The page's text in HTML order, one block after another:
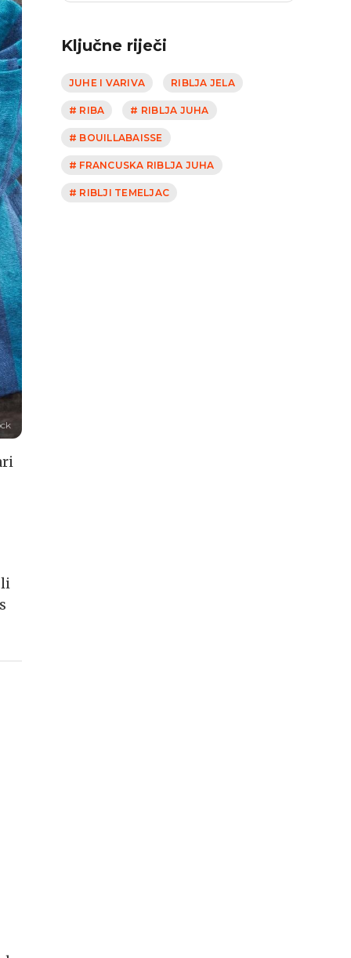
Ključne riječi
JUHE I VARIVA RIBLJA JELA
# RIBA # RIBLJA JUHA
# BOUILLABAISSE
# FRANCUSKA RIBLJA JUHA
# RIBLJI TEMELJAC